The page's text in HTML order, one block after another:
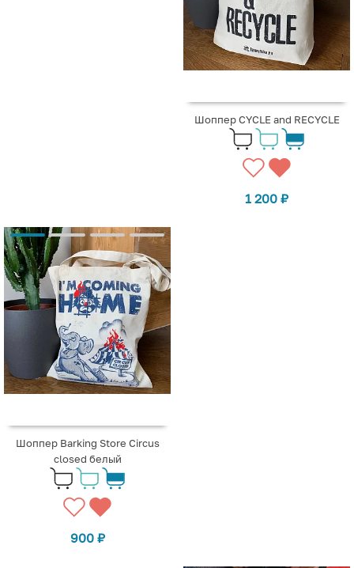
Шоппер CYCLE and RECYCLE
1 200 ₽
Шоппер Barking Store Circus
closed белый
900 ₽